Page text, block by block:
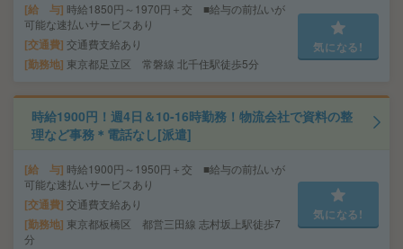
給 与 時給1850円～1970円＋交 ■給与の前払いが
可能な速払いサービスあり
交通費 交通費支給あり
勤務地 東京都足立区 常磐線 北千住駅徒歩5分
気になる!
時給1900円！週4日＆10-16時勤務！物流会社で資料の整
理など事務＊電話なし[派遣]
給 与 時給1900円～1950円＋交 ■給与の前払いが
可能な速払いサービスあり
交通費 交通費支給あり
勤務地 東京都板橋区 都営三田線 志村坂上駅徒歩7
分
気になる!